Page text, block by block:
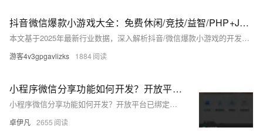
抖音微信爆款小游戏大全：免费休闲/竞技/益智/PHP+Java全筏开源开发
本文基于2025年最新行业数据，深入解析抖音/微信爆款小游戏的开发逻辑，重点讲解PHP+Java双引擎架构实战，涵盖技术选型、架构设计、性能优化与开源生态，提供完整开源工具链，助力开发者从理论到落地打造高留存、高并发的小游戏产品。
游客4v3gpgavlizks 1884
小程序微信分享功能如何开发？开放平台已绑定仍不能使用的问题？-优雅草卓伊凡
小程序微信分享功能如何开发？开放平台已绑定仍不能使用的问题？-优雅草卓伊凡
卓伊凡 2655